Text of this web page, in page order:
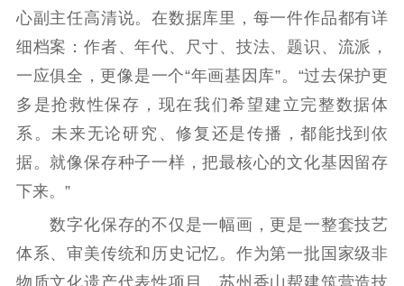
电影工作
电影创作 电影市场
机关党建
紫金人才 职称评审
数据资源
心副主任高清说。在数据库里，每一件作品都有详
细档案：作者、年代、尺寸、技法、题识、流派，
一应俱全，更像是一个“年画基因库”。“过去保护更
多是抢救性保存，现在我们希望建立完整数据体
系。未来无论研究、修复还是传播，都能找到依
据。就像保存种子一样，把最核心的文化基因留存
下来。”
数字化保存的不仅是一幅画，更是一整套技艺
体系、审美传统和历史记忆。作为第一批国家级非
物质文化遗产代表性项目，苏州香山帮建筑营造技